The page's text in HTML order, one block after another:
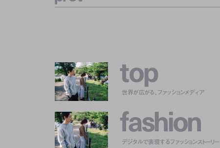
top
世界が広がる、ファッションメディア
fashion
デジタルで表現するファッションストーリー